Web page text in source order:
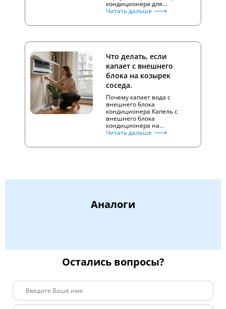
кондиционера для…
Читать дальше
Что делать, если
капает с внешнего
блока на козырек
соседа.
Почему капает вода с
внешнего блока
кондиционера Капель с
внешнего блока
кондиционера на…
Читать дальше
Аналоги
Остались вопросы?